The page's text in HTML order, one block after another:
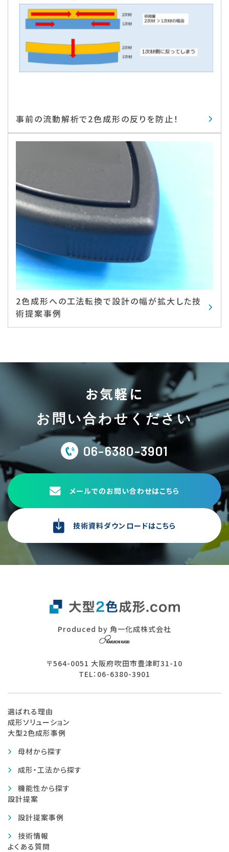
事前の流動解析で2色成形の反りを防止！
2色成形への工法転換で設計の幅が拡大した技
術提案事例
お気軽に
お問い合わせください
06-6380-3901
メールでのお問い合わせはこちら
技術資料ダウンロードはこちら
Produced by 角一化成株式会社
〒564-0051 大阪府吹田市豊津町31-10
TEL：06-6380-3901
選ばれる理由
成形ソリューション
大型2色成形事例
母材から探す
成形・工法から探す
機能性から探す
設計提案
設計提案事例
技術情報
よくある質問